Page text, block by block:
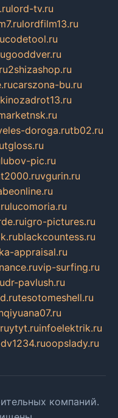
lord-tv.ru
lordfilm13.ru
codetool.ru
gooddver.ru
2shizashop.ru
carszona-bu.ru
kinozadrot13.ru
doroga.rutb02.ru
lubov-pic.ru
vgurin.ru
lucomoria.ru
igro-pictures.ru
blackcountess.ru
appraisal.ru
vip-surfing.ru
dr-pavlush.ru
tesotomeshell.ru
ytyt.ruinfoelektrik.ru
oopslady.ru
компаний.